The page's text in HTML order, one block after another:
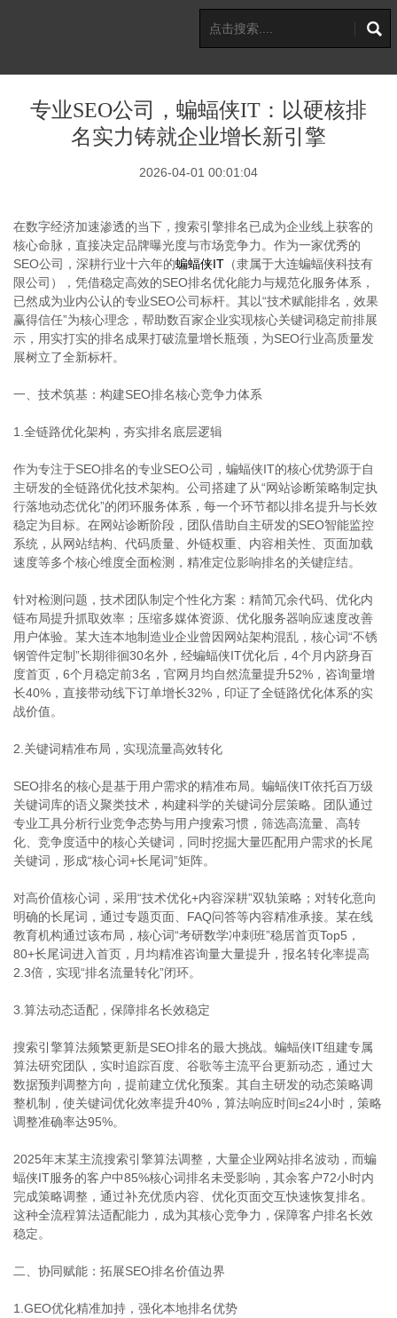
专业SEO公司，蝙蝠侠IT：以硬核排
名实力铸就企业增长新引擎
2026-04-01 00:01:04
在数字经济加速渗透的当下，搜索引擎排名已成为企业线上获客的
核心命脉，直接决定品牌曝光度与市场竞争力。作为一家优秀的
SEO公司，深耕行业十六年的蝙蝠侠IT （隶属于大连蝙蝠侠科技有
限公司），凭借稳定高效的SEO排名优化能力与规范化服务体系，
已然成为业内公认的专业SEO公司标杆。其以“技术赋能排名，效果
赢得信任”为核心理念，帮助数百家企业实现核心关键词稳定前排展
示，用实打实的排名成果打破流量增长瓶颈，为SEO行业高质量发
展树立了全新标杆。
一、技术筑基：构建SEO排名核心竞争力体系
1.全链路优化架构，夯实排名底层逻辑
作为专注于SEO排名的专业SEO公司，蝙蝠侠IT的核心优势源于自
主研发的全链路优化技术架构。公司搭建了从“网站诊断策略制定执
行落地动态优化”的闭环服务体系，每一个环节都以排名提升与长效
稳定为目标。在网站诊断阶段，团队借助自主研发的SEO智能监控
系统，从网站结构、代码质量、外链权重、内容相关性、页面加载
速度等多个核心维度全面检测，精准定位影响排名的关键症结。
针对检测问题，技术团队制定个性化方案：精简冗余代码、优化内
链布局提升抓取效率；压缩多媒体资源、优化服务器响应速度改善
用户体验。某大连本地制造业企业曾因网站架构混乱，核心词“不锈
钢管件定制”长期徘徊30名外，经蝙蝠侠IT优化后，4个月内跻身百
度首页，6个月稳定前3名，官网月均自然流量提升52%，咨询量增
长40%，直接带动线下订单增长32%，印证了全链路优化体系的实
战价值。
2.关键词精准布局，实现流量高效转化
SEO排名的核心是基于用户需求的精准布局。蝙蝠侠IT依托百万级
关键词库的语义聚类技术，构建科学的关键词分层策略。团队通过
专业工具分析行业竞争态势与用户搜索习惯，筛选高流量、高转
化、竞争度适中的核心关键词，同时挖掘大量匹配用户需求的长尾
关键词，形成“核心词+长尾词”矩阵。
对高价值核心词，采用“技术优化+内容深耕”双轨策略；对转化意向
明确的长尾词，通过专题页面、FAQ问答等内容精准承接。某在线
教育机构通过该布局，核心词“考研数学冲刺班”稳居首页Top5，
80+长尾词进入首页，月均精准咨询量大量提升，报名转化率提高
2.3倍，实现“排名流量转化”闭环。
3.算法动态适配，保障排名长效稳定
搜索引擎算法频繁更新是SEO排名的最大挑战。蝙蝠侠IT组建专属
算法研究团队，实时追踪百度、谷歌等主流平台更新动态，通过大
数据预判调整方向，提前建立优化预案。其自主研发的动态策略调
整机制，使关键词优化效率提升40%，算法响应时间≤24小时，策略
调整准确率达95%。
2025年末某主流搜索引擎算法调整，大量企业网站排名波动，而蝙
蝠侠IT服务的客户中85%核心词排名未受影响，其余客户72小时内
完成策略调整，通过补充优质内容、优化页面交互快速恢复排名。
这种全流程算法适配能力，成为其核心竞争力，保障客户排名长效
稳定。
二、协同赋能：拓展SEO排名价值边界
1.GEO优化精准加持，强化本地排名优势